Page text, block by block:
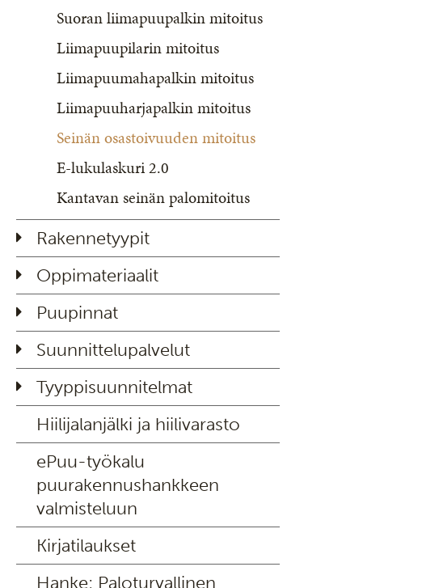
Suoran liimapuupalkin mitoitus
Liimapuupilarin mitoitus
Liimapuumahapalkin mitoitus
Liimapuuharjapalkin mitoitus
Seinän osastoivuuden mitoitus
E-lukulaskuri 2.0
Kantavan seinän palomitoitus
Rakennetyypit
Oppimateriaalit
Puupinnat
Suunnittelupalvelut
Tyyppisuunnitelmat
Hiilijalanjälki ja hiilivarasto
ePuu-työkalu
puurakennushankkeen
valmisteluun
Kirjatilaukset
Hanke: Paloturvallinen